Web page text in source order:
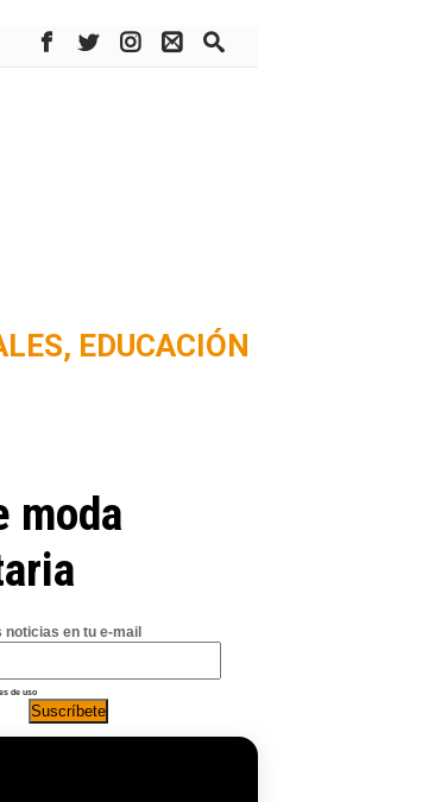
EDUCACIÓN
moda
en tu e-mail
de uso